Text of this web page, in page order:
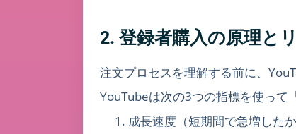
2. 登録者購入の原理と
注文プロセスを理解する前に、
YouTubeは次の3つの指標を使って
成長速度（短期間で急増したか